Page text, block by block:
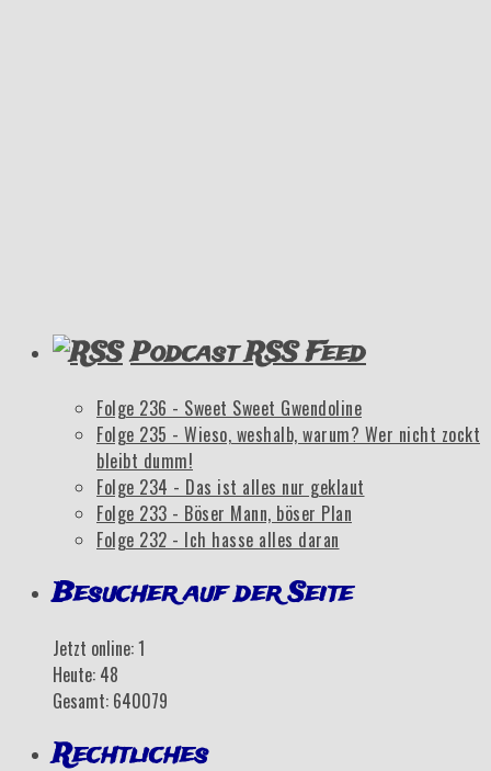
Podcast RSS Feed
Folge 236 - Sweet Sweet Gwendoline
Folge 235 - Wieso, weshalb, warum? Wer nicht zockt
bleibt dumm!
Folge 234 - Das ist alles nur geklaut
Folge 233 - Böser Mann, böser Plan
Folge 232 - Ich hasse alles daran
Besucher auf der Seite
Jetzt online: 1
Heute: 48
Gesamt: 640079
Rechtliches